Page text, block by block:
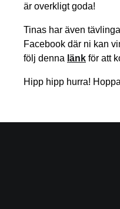
är overkligt goda!
Tinas har även
Facebook där ni kan
följ denna länk för att
Hipp hipp hurra!